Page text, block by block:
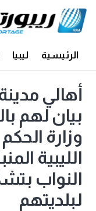
الرئيسية ليبيا
أهالي
بيان لهم
وزارة
الليبية
النواب
لبلديتهم